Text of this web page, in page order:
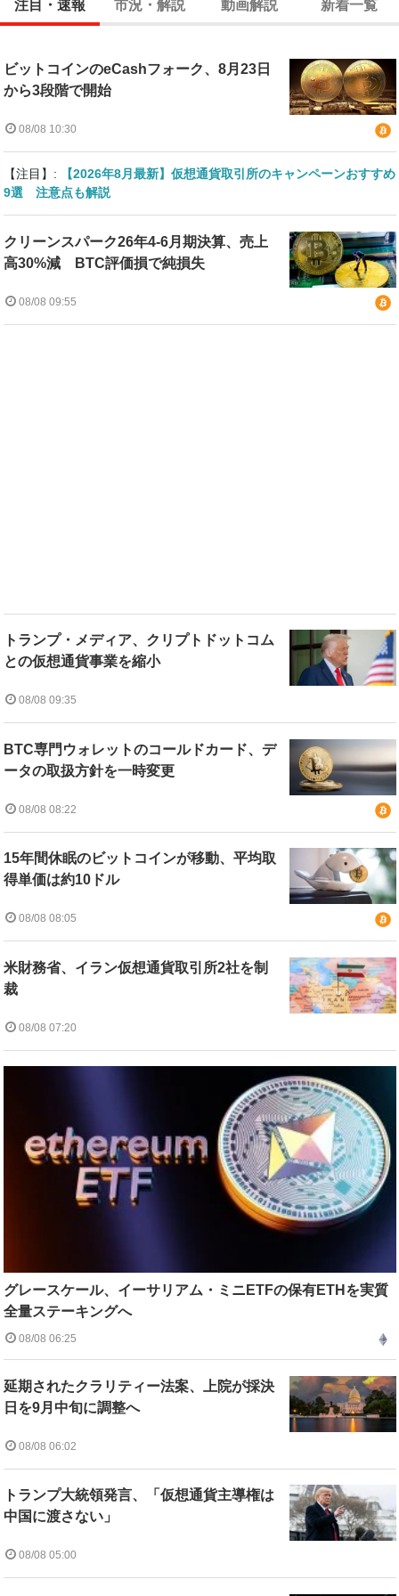
注目・速報 市況・解説 動画解説 新着一覧
ビットコインのeCashフォーク、8月23日
から3段階で開始
08/08 10:30
【注目】:
【2026年8月最新】仮想通貨取引所のキャンペーンおすすめ
9選 注意点も解説
クリーンスパーク26年4-6月期決算、売上
高30%減 BTC評価損で純損失
08/08 09:55
トランプ・メディア、クリプトドットコム
との仮想通貨事業を縮小
08/08 09:35
BTC専門ウォレットのコールドカード、デ
ータの取扱方針を一時変更
08/08 08:22
15年間休眠のビットコインが移動、平均取
得単価は約10ドル
08/08 08:05
米財務省、イラン仮想通貨取引所2社を制
裁
08/08 07:20
グレースケール、イーサリアム・ミニETFの保有ETHを実質
全量ステーキングへ
08/08 06:25
延期されたクラリティー法案、上院が採決
日を9月中旬に調整へ
08/08 06:02
トランプ大統領発言、「仮想通貨主導権は
中国に渡さない」
08/08 05:00